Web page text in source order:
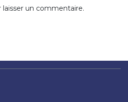
un commentaire.